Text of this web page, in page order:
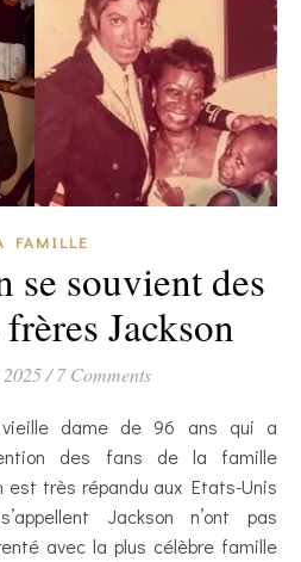
FAMILLE
se souvient des
Jackson
/ 7 Comments
des fans de la famille
est très répandu aux Etats-Unis
Jackson n’ont pas
avec la plus célèbre famille